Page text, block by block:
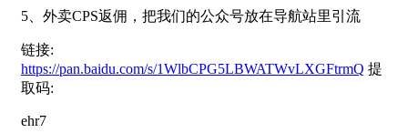
5、外卖CPS返佣，把我们的公众号放在导航站里引流
链接:
https://pan.baidu.com/s/1WlbCPG5LBWATWvLXGFtrmQ 提
取码:
ehr7